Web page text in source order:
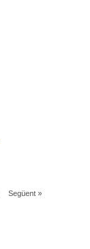
Següent »